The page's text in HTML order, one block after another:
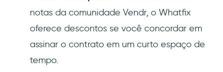
notas da comunidade Vendr, o Whatfix
oferece descontos se você concordar em
assinar o contrato em um curto espaço de
tempo.